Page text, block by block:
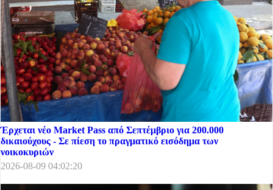
Έρχεται νέο Market Pass από Σεπτέμβριο για 200.000
δικαιούχους - Σε πίεση το πραγματικό εισόδημα των
νοικοκυριών
2026-08-09 04:02:20